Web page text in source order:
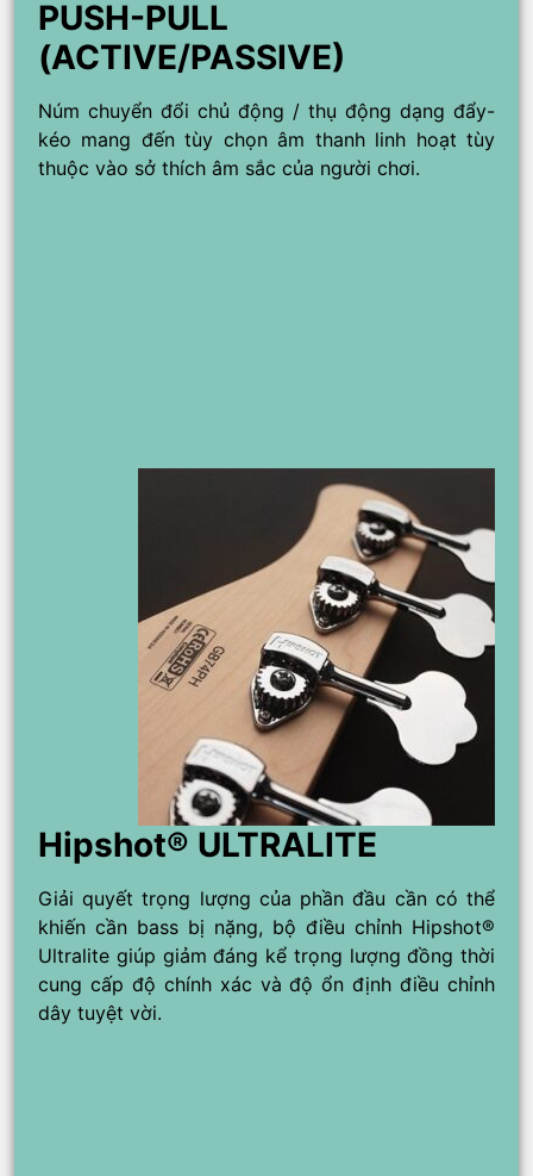
PUSH-PULL
(ACTIVE/PASSIVE)
Núm chuyển đổi chủ động / thụ động dạng đẩy-
kéo mang đến tùy chọn âm thanh linh hoạt tùy
thuộc vào sở thích âm sắc của người chơi.
Hipshot® ULTRALITE
Giải quyết trọng lượng của phần đầu cần có thể
khiến cần bass bị nặng, bộ điều chỉnh Hipshot®
Ultralite giúp giảm đáng kể trọng lượng đồng thời
cung cấp độ chính xác và độ ổn định điều chỉnh
dây tuyệt vời.